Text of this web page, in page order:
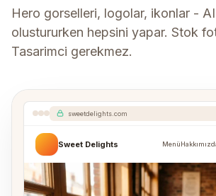
Hero gorselleri, logolar, ikonlar -
olustururken hepsini yapar. Stok
Tasarimci gerekmez.
sweetdelights.com
Sweet Delights Menü